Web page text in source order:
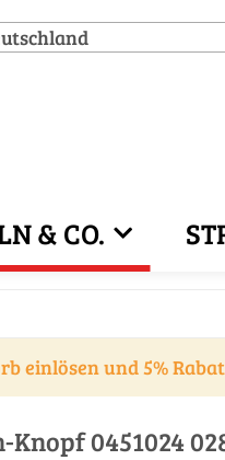
& CO.
einlösen und 5%
0451024